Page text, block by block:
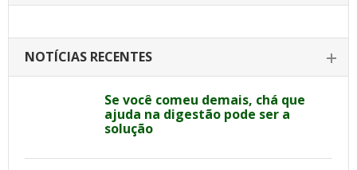
NOTÍCIAS RECENTES
Se você comeu demais, chá que
ajuda na digestão pode ser a
solução